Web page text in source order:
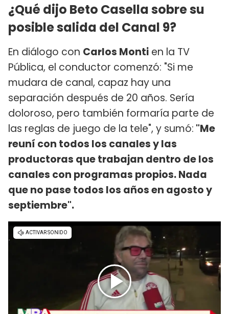
¿Qué dijo Beto Casella sobre su
posible salida del Canal 9?
En diálogo con Carlos Monti en la TV
Pública, el conductor comenzó: "Si me
mudara de canal, capaz hay una
separación después de 20 años. Sería
doloroso, pero también formaría parte de
las reglas de juego de la tele", y sumó: "Me
reuní con todos los canales y las
productoras que trabajan dentro de los
canales con programas propios. Nada
que no pase todos los años en agosto y
septiembre".